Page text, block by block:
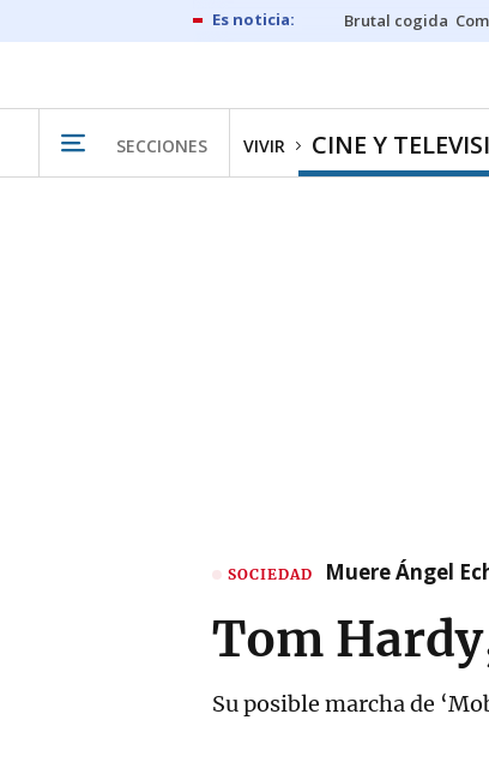
Brutal cogida
SECCIONES VIVIR CINE Y
SOCIEDAD Muere Ángel
Tom
Su posible marcha de